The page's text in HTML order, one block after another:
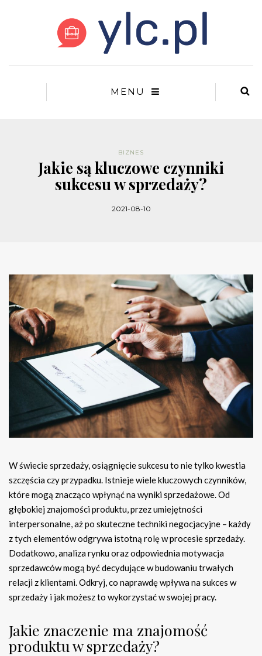
MENU
BIZNES
Jakie są kluczowe czynniki
sukcesu w sprzedaży?
2021-08-10
W świecie sprzedaży, osiągnięcie sukcesu to nie tylko kwestia
szczęścia czy przypadku. Istnieje wiele kluczowych czynników,
które mogą znacząco wpłynąć na wyniki sprzedażowe. Od
głębokiej znajomości produktu, przez umiejętności
interpersonalne, aż po skuteczne techniki negocjacyjne – każdy
z tych elementów odgrywa istotną rolę w procesie sprzedaży.
Dodatkowo, analiza rynku oraz odpowiednia motywacja
sprzedawców mogą być decydujące w budowaniu trwałych
relacji z klientami. Odkryj, co naprawdę wpływa na sukces w
sprzedaży i jak możesz to wykorzystać w swojej pracy.
Jakie znaczenie ma znajomość
produktu w sprzedaży?